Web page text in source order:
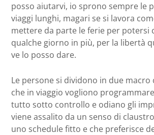
posso aiutarvi, io sprono sempre le
viaggi lunghi, magari se si lavora
mettere da parte le ferie per potersi
qualche giorno in più, per la libertà
ve lo posso dare.
Le persone si dividono in due macro
che in viaggio vogliono
tutto sotto controllo e odiano gli
viene assalito da un senso di
uno schedule fitto e che preferisce